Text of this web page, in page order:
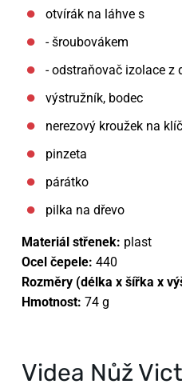
otvírák na láhve s
- šroubovákem
- odstraňovač izolace z
výstružník, bodec
nerezový kroužek na
pinzeta
párátko
pilka na dřevo
Materiál střenek: plast
Ocel čepele: 440
Rozměry (délka x šířka x
Hmotnost: 74 g
Videa Nůž